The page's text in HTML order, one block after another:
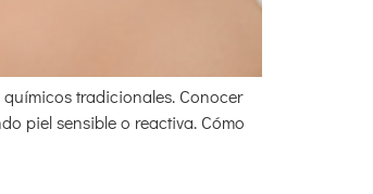
tradicionales. Conocer
piel sensible o reactiva. Cómo